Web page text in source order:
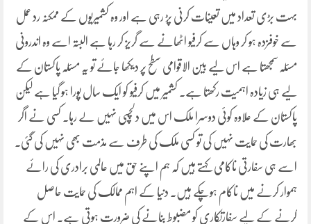
بہت بڑی تعداد میں تعینات کرنی پڑ رہی ہے اور وہ کشمیریوں کے ممکنہ رد عمل
سے خوفزدہ ہو کر وہاں سے کرفیو اٹھانے سے گریز کر رہا ہے البتہ اسے وہ اندرونی
مسئلہ سمجھتا ہے اس لیے بین الاقوامی سطح پر دیکھا جائے تو یہ مسئلہ پاکستان کے
لیے ہی زیادہ اہمیت رکھتا ہے۔ کشمیر میں کرفیو کو ایک سال پورا ہو گیا ہے لیکن
پاکستان کے علاوہ کوئی دوسرا ملک اس میں دلچسپی نہیں لے رہا۔ کسی نے اگر
بھارت کی حمایت نہیں کی تو کسی ملک کی طرف سے مذمت بھی نہیں کی گئی۔
اسے ہی سفارتی ناکامی کہتے ہیں کہ ہم اپنے حق میں عالمی برادری کی رائے
ہموار کرنے میں ناکام ہوچکے ہیں۔ دنیا کے اہم ممالک کی حمایت حاصل
کرنے کے لیے سفارتکاری کو مضبوط بنانے کی ضرورت ہوتی ہے۔ اس کے